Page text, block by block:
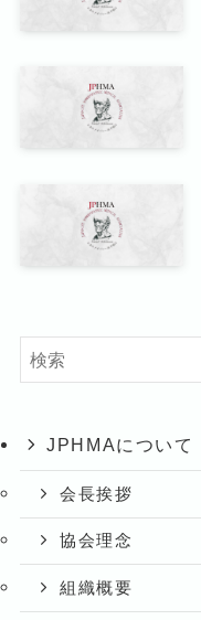
JPHMAについて
会長挨拶
協会理念
組織概要